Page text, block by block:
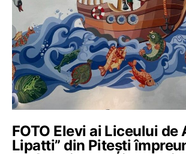
FOTO Elevi ai Liceului de
Lipatti” din Pitești